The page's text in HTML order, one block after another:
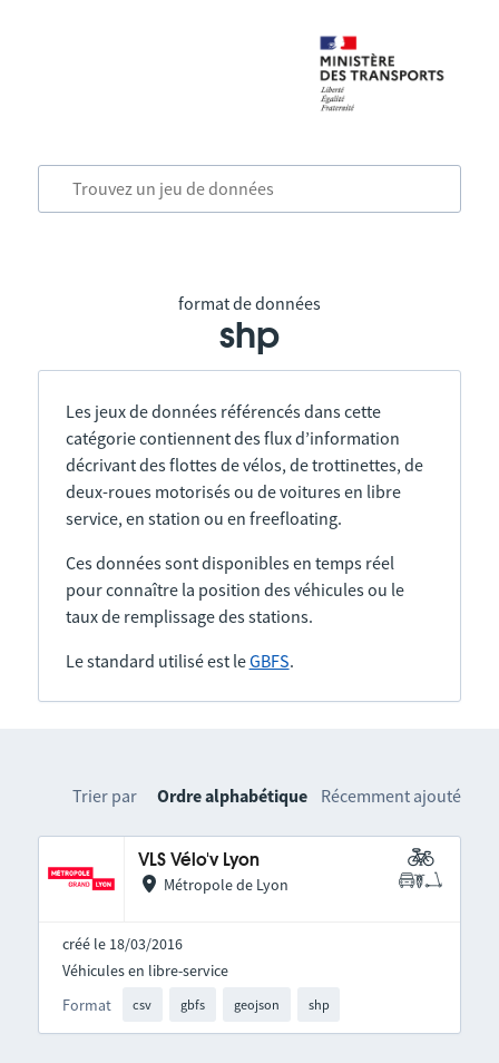
format de données
shp
Les jeux de données référencés dans cette
catégorie contiennent des flux d’information
décrivant des flottes de vélos, de trottinettes, de
deux-roues motorisés ou de voitures en libre
service, en station ou en freefloating.
Ces données sont disponibles en temps réel
pour connaître la position des véhicules ou le
taux de remplissage des stations.
Le standard utilisé est leGBFS.
Trier par Ordre alphabétique Récemment ajouté
VLS Vélo'v Lyon
Métropole de Lyon
créé le 18/03/2016
Format csv gbfs geojson shp
Véhicules en libre-service